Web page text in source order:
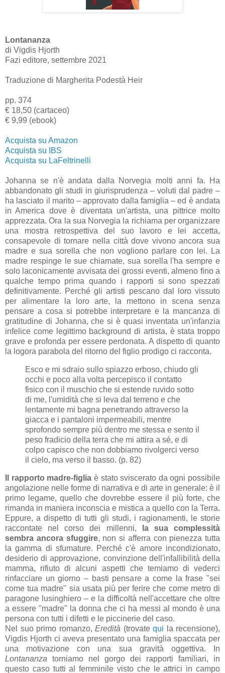
Lontananza
di Vigdis Hjorth
Fazi editore, settembre 2021
Traduzione di Margherita Podestà Heir
pp. 374
€ 18,50 (cartaceo)
€ 9,99 (ebook)
Acquista su Amazon
Acquista su IBS
Acquista su LaFeltrinelli
Johanna se n'è andata dalla Norvegia molti anni fa. Ha
abbandonato gli studi in giurisprudenza – voluti dal padre –
ha lasciato il marito – approvato dalla famiglia – ed è andata
in America dove è diventata un'artista, una pittrice molto
apprezzata. Ora la sua Norvegia la richiama per organizzare
una mostra retrospettiva del suo lavoro e lei accetta,
consapevole di tornare nella città dove vivono ancora sua
madre e sua sorella che non vogliono parlare con lei. La
madre respinge le sue chiamate, sua sorella l'ha sempre e
solo laconicamente avvisata dei grossi eventi, almeno fino a
qualche tempo prima quando i rapporti si sono spezzati
definitivamente. Perché gli artisti pescano dal loro vissuto
per alimentare la loro arte, la mettono in scena senza
pensare a cosa si potrebbe interpretare e la mancanza di
gratitudine di Johanna, che si è quasi inventata un'infanzia
infelice come legittimo background di artista, è stata troppo
grave e profonda per essere perdonata. A dispetto di quanto
la logora parabola del ritorno del figlio prodigo ci racconta.
Esco e mi sdraio sullo spiazzo erboso, chiudo gli
occhi e poco alla volta percepisco il contatto
fisico con il muschio che si estende ruvido sotto
di me, l'umidità che si leva dal terreno e che
lentamente mi bagna penetrando attraverso la
giacca e i pantaloni impermeabili, mentre
sprofondo sempre più dentro me stessa e sento il
peso fradicio della terra che mi attira a sé, e di
colpo capisco che non dobbiamo rivolgerci verso
il cielo, ma verso il basso. (p. 82)
Il rapporto madre-figlia è stato sviscerato da ogni possibile
angolazione nelle forme di narrativa e di arte in generale: è il
primo legame, quello che dovrebbe essere il più forte, che
rimanda in maniera inconscia e mistica a quello con la Terra.
Eppure, a dispetto di tutti gli studi, i ragionamenti, le storie
raccontate nel corso dei millenni,
la sua complessità
sembra ancora sfuggire, non si afferra con pienezza tutta
la gamma di sfumature. Perché c'è amore incondizionato,
desiderio di approvazione, convinzione dell'infallibilità della
mamma, rifiuto di alcuni aspetti che temiamo di vederci
rinfacciare un giorno – basti pensare a come la frase "sei
come tua madre" sia usata più per ferire che come metro di
paragone lusinghiero – e la difficoltà nell'accettare che oltre
a essere "madre" la donna che ci ha messi al mondo è una
persona con tutti i difetti e le piccinerie del caso.
Nel suo primo romanzo, Eredità (trovate qui la recensione),
Vigdis Hjorth ci aveva presentato una famiglia spaccata per
una motivazione con una sua gravità oggettiva. In
Lontananza torniamo nel gorgo dei rapporti familiari, in
questo caso tutti al femminile visto che le attrici in campo